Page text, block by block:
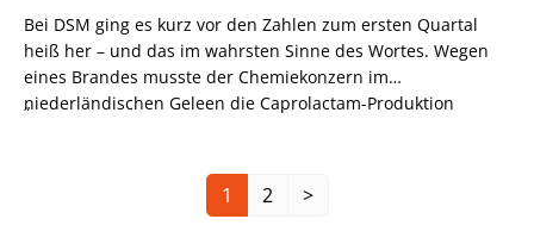
Bei DSM ging es kurz vor den Zahlen zum ersten Quartal
heiß her – und das im wahrsten Sinne des Wortes. Wegen
eines Brandes musste der Chemiekonzern im
niederländischen Geleen die Caprolactam-Produktion
schnell gelöscht, so örtliche Medien. Und so konnte die
Vorstandsriege mit kühlem Kopf zu den ersten drei Monaten
„
1 2 >